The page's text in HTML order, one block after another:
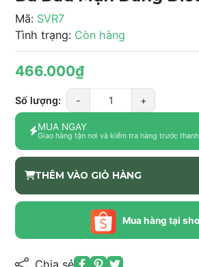
Mã: SVR7
Tình trạng: Còn hàng
466.000₫
Số lượng: - +
MUA NGAY
Giao hàng tận nơi và kiểm tra hàng trước
THÊM VÀO GIỎ HÀNG
Mua hàng tại
Chia sẻ